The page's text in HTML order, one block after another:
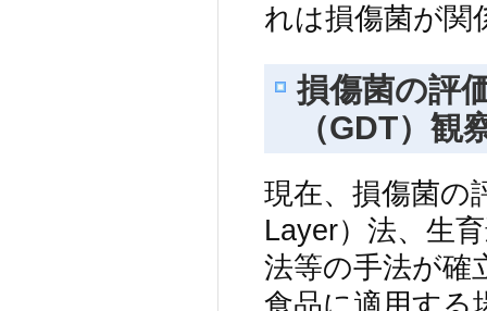
れは損傷菌が関
損傷菌の評
（GDT）観
現在、損傷菌の
Layer）法、生
法等の手法が確